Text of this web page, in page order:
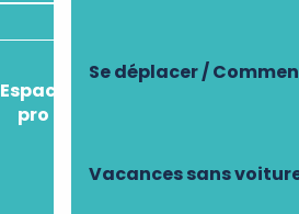
Se déplacer /
Vacances sans
Espace
pro
Comment venir